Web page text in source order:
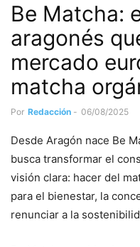
Be Matcha:
aragonés
mercado
matcha
Por Redacción - 06/08/2025
Desde Aragón nace Be
busca transformar el
visión clara: hacer del
para el bienestar, la
renunciar a la